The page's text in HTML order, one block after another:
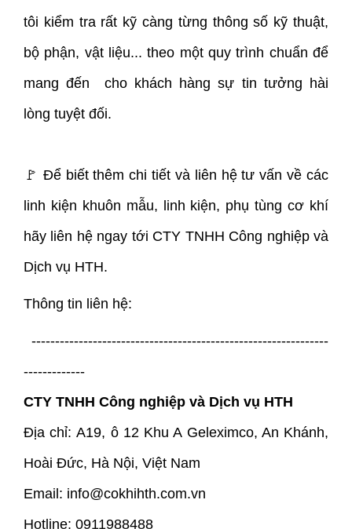
tôi kiểm tra rất kỹ càng từng thông số kỹ thuật,
bộ phận, vật liệu... theo một quy trình chuẩn để
mang đến cho khách hàng sự tin tưởng hài
lòng tuyệt đối.
🚩 Để biết thêm chi tiết và liên hệ tư vấn về các
linh kiện khuôn mẫu, linh kiện, phụ tùng cơ khí
hãy liên hệ ngay tới CTY TNHH Công nghiệp và
Dịch vụ HTH.
Thông tin liên hệ:
---------------------------------------------------------------
-------------
CTY TNHH Công nghiệp và Dịch vụ HTH
Địa chỉ: A19, ô 12 Khu A Geleximco, An Khánh,
Hoài Đức, Hà Nội, Việt Nam
Email: info@cokhihth.com.vn
Hotline: 0911988488